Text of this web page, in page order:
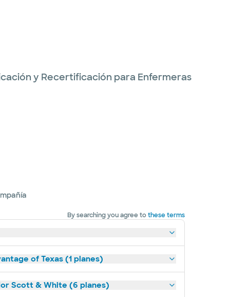
y Recertificación para Enfermeras
By searching you agree tothese terms
of Texas (1 planes)
Scott & White (6 planes)